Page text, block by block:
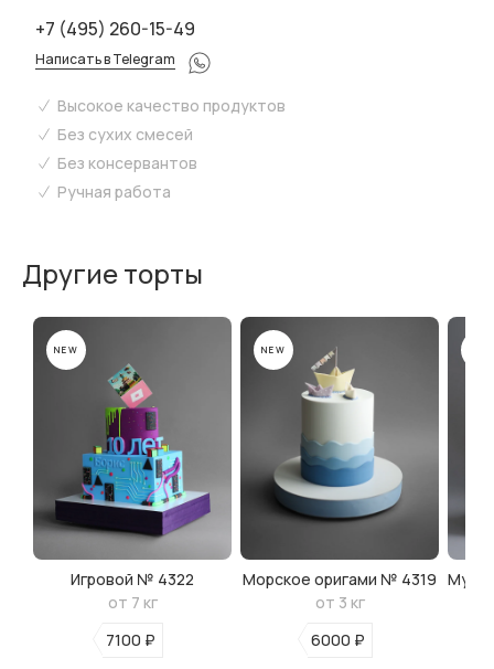
+7 (495) 260-15-49
Написать в Telegram
Высокое качество продуктов
Без сухих смесей
Без консервантов
Ручная работа
Другие торты
Игровой № 4322
от 7 кг
7100 ₽
NEW
Морское оригами № 4319
от 3 кг
6000 ₽
NEW